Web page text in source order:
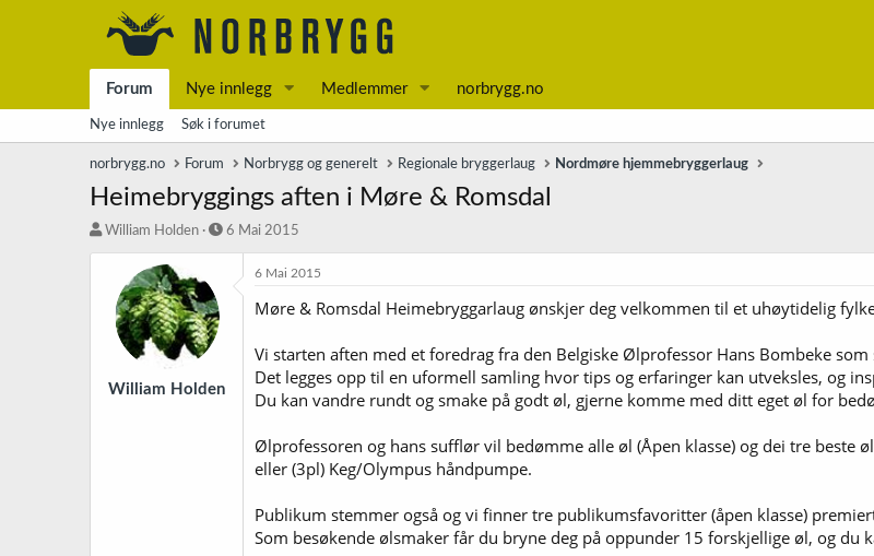
Forum Nye innlegg Medlemmer norbrygg.no
Nye innlegg Søk i forumet
norbrygg.no Forum Norbrygg og generelt Regionale bryggerlaug Nordmøre hjemmebryggerlaug
Heimebryggings aften i Møre & Romsdal
T
t
William Holden
S
6 Mai 2015
William Holden
6 Mai 2015
Møre & Romsdal Heimebryggarlaug ønskjer deg velkommen til et uhøytidelig
Vi starten aften med et foredrag fra den Belgiske Ølprofessor Hans Bombeke
Det legges opp til en uformell samling hvor tips og erfaringer kan utveksles, og
Du kan vandre rundt og smake på godt øl, gjerne komme med ditt eget øl for
Ølprofessoren og hans sufflør vil bedømme alle øl (Åpen klasse) og dei tre beste
eller (3pl) Keg/Olympus håndpumpe.
Publikum stemmer også og vi finner tre publikumsfavoritter (åpen klasse)
Som besøkende ølsmaker får du bryne deg på oppunder 15 forskjellige øl, og du